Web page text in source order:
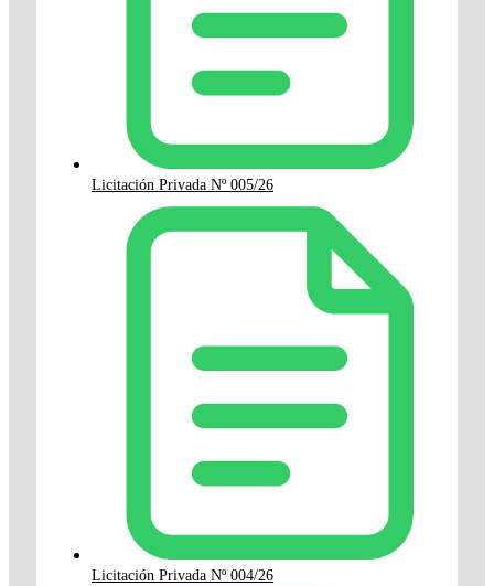
Licitación Privada Nº 005/26
Licitación Privada Nº 004/26